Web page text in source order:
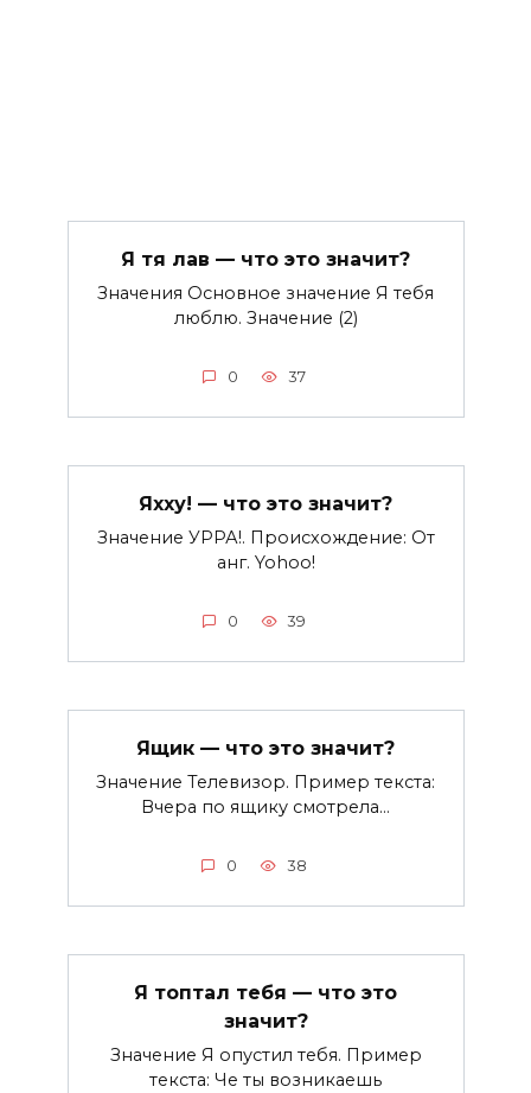
Я тя лав — что это значит?
Значения Основное значение Я тебя
люблю. Значение (2)
0 37
Яхху! — что это значит?
Значение УРРА!. Происхождение: От
анг. Yohoo!
0 39
Ящик — что это значит?
Значение Телевизор. Пример текста:
Вчера по ящику смотрела…
0 38
Я топтал тебя — что это
значит?
Значение Я опустил тебя. Пример
текста: Че ты возникаешь